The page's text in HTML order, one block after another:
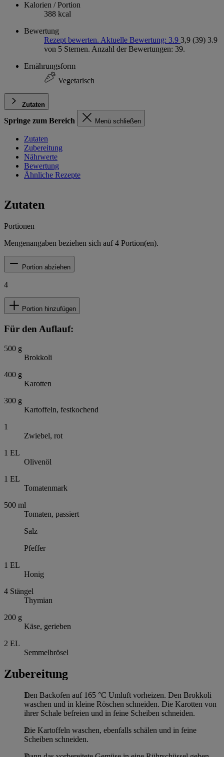
Kalorien / Portion
388 kcal
Bewertung
Rezept bewerten. Aktuelle Bewertung: 3.9 3,9 (39) 3.9
von 5 Sternen. Anzahl der Bewertungen: 39.
Ernährungsform
Vegetarisch
Zutaten
Springe zum Bereich Menü schließen
Zutaten
Zubereitung
Nährwerte
Bewertung
Ähnliche Rezepte
Zutaten
Portionen
Mengenangaben beziehen sich auf4 Portion(en).
Portion abziehen
4
Portion hinzufügen
Für den Auflauf:
500 g
Brokkoli
400 g
Karotten
300 g
Kartoffeln, festkochend
1
Zwiebel, rot
1 EL
Olivenöl
1 EL
Tomatenmark
500 ml
Tomaten, passiert
Salz
Pfeffer
1 EL
Honig
4 Stängel
Thymian
200 g
Käse, gerieben
2 EL
Semmelbrösel
Zubereitung
Den Backofen auf 165 °C Umluft vorheizen. Den Brokkoli
waschen und in kleine Röschen schneiden. Die Karotten von
ihrer Schale befreien und in feine Scheiben schneiden.
Die Kartoffeln waschen, ebenfalls schälen und in feine
Scheiben schneiden.